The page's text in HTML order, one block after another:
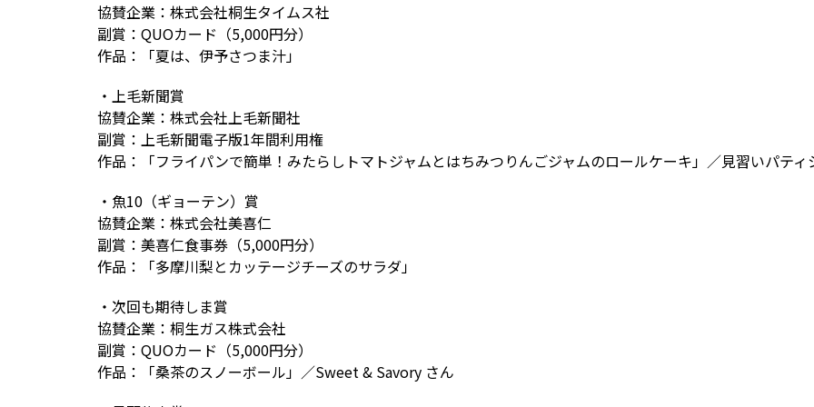
協賛企業：株式会社桐生タイムス社
副賞：QUOカード（5,000円分）
作品：「夏は、伊予さつま汁」
・上毛新聞賞
協賛企業：株式会社上毛新聞社
副賞：上毛新聞電子版1年間利用権
作品：「フライパンで簡単！みたらしトマトジャムとはちみつりんごジャムのロールケーキ」／見習いパティ
・魚10（ギョーテン）賞
協賛企業：株式会社美喜仁
副賞：美喜仁食事券（5,000円分）
作品：「多摩川梨とカッテージチーズのサラダ」
・次回も期待しま賞
協賛企業：桐生ガス株式会社
副賞：QUOカード（5,000円分）
作品：「桑茶のスノーボール」／Sweet & Savory さん